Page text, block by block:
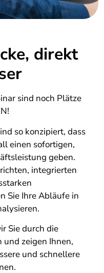
direkt
sind noch Plätze
so konzipiert, dass
einen sofortigen,
geben.
integrierten
Sie Ihre Abläufe in
Sie durch die
zeigen Ihnen,
und schnellere